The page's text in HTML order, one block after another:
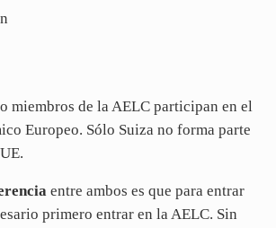
miembros de la AELC participan en el
Europeo. Sólo Suiza no forma parte
entre ambos es que para entrar
primero entrar en la AELC. Sin